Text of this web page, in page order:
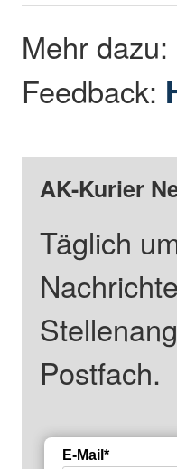
Mehr dazu:
Feedback:
AK-Kurier
Täglich
Postfach.
E-Mail*